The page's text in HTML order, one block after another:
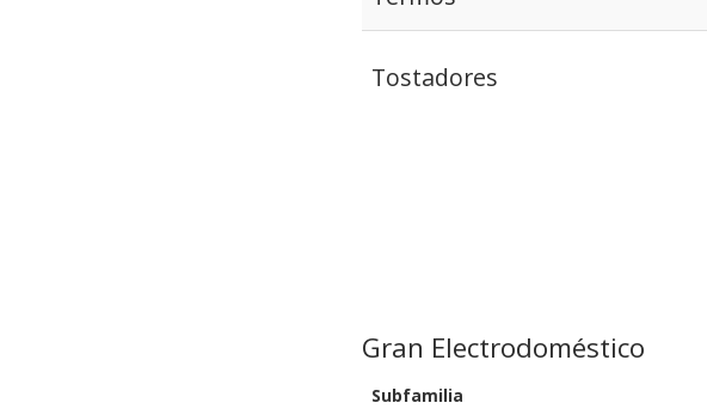
Tostadores
Gran Electrodoméstico
Subfamilia